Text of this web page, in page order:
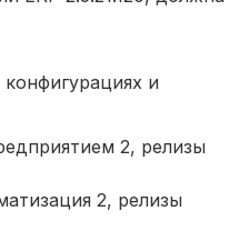
и
2, релизы
2, релизы